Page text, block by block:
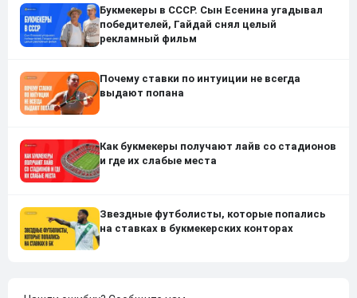
Букмекеры в СССР. Сын Есенина угадывал
победителей, Гайдай снял целый
рекламный фильм
Почему ставки по интуиции не всегда
выдают попана
Как букмекеры получают лайв со стадионов
и где их слабые места
Звездные футболисты, которые попались
на ставках в букмекерских конторах